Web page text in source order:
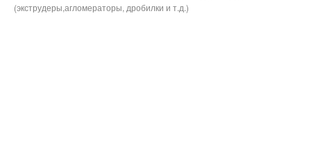
(экструдеры,агломераторы, дробилки и т.д.)